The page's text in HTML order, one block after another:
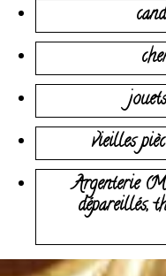
vieilles
Argenterie
dépareillés,